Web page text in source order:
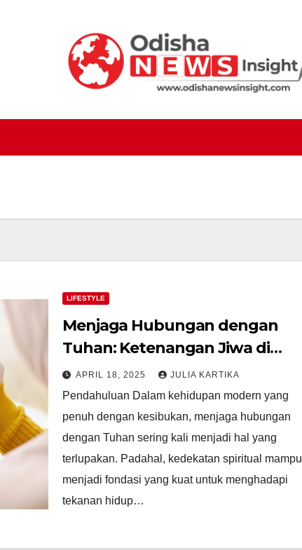
LIFESTYLE
Menjaga Hubungan dengan
Tuhan: Ketenangan Jiwa di
Tengah Dunia yang Sibuk
APRIL 18, 2025 JULIA KARTIKA
Pendahuluan Dalam kehidupan modern yang
penuh dengan kesibukan, menjaga hubungan
dengan Tuhan sering kali menjadi hal yang
terlupakan. Padahal, kedekatan spiritual mampu
menjadi fondasi yang kuat untuk menghadapi
tekanan hidup…